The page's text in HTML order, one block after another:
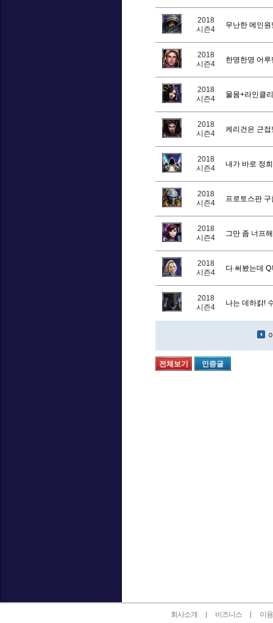
2018
시즌4
무난한 메인
2018
시즌4
한명한명 어
2018
시즌4
물몸+라인클
2018
시즌4
케리건은 근
2018
시즌4
내가 바로 정
2018
시즌4
프로토스판
2018
시즌4
그만 좀 너프
2018
시즌4
다 써봤는데
2018
시즌4
나는 데하칽!
전체보기 인증글
회사소개 비즈니스 이